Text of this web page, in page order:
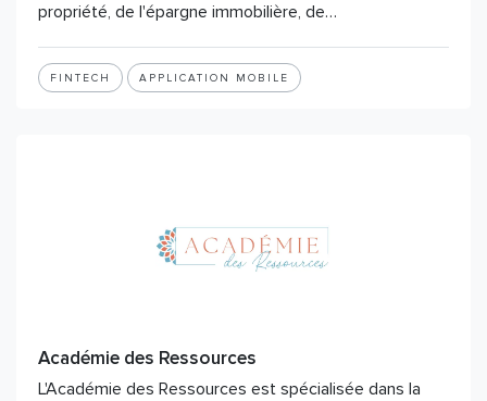
propriété, de l'épargne immobilière, de…
FINTECH APPLICATION MOBILE
Académie des Ressources
L'Académie des Ressources est spécialisée dans la